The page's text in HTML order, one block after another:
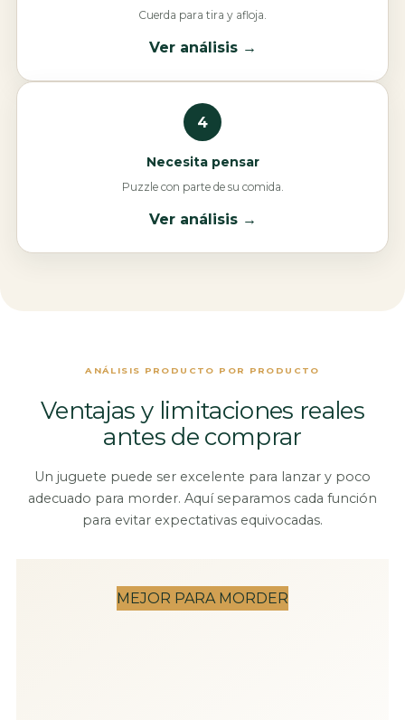
Cuerda para tira y afloja.
Ver análisis →
4
Necesita pensar
Puzzle con parte de su comida.
Ver análisis →
ANÁLISIS PRODUCTO POR PRODUCTO
Ventajas y limitaciones reales
antes de comprar
Un juguete puede ser excelente para lanzar y poco
adecuado para morder. Aquí separamos cada función
para evitar expectativas equivocadas.
MEJOR PARA MORDER